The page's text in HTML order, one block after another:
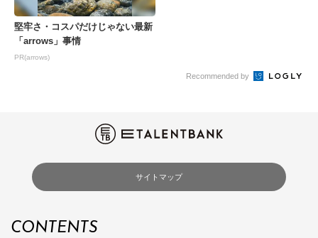
堅牢さ・コスパだけじゃない最新
「arrows」事情
PR(arrows)
Recommended by
サイトマップ
CONTENTS